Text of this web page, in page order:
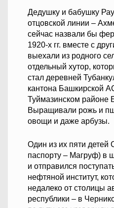
Дедушку и бабушку
отцовской линии –
сейчас назвали бы
1920-х гг. вместе с
выехали из родного
отдельный хутор,
стал деревней
кантона Башкирской
Туймазинском районе
Выращивали рожь и
овощи и даже арбузы.
Один из их пяти детей
паспорту – Магруф) в
и отправился
нефтяной институт,
недалеко от столицы
республики – в